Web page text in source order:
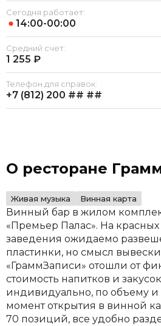
Сегодня работает:
14:00-00:00
Средний счет:
1 255 ₽
Телефон для справок:
+7 (812) 200 ## ##
О ресторане
Живая музыка Винная карта
Винный бар в жилом
«Премьер Палас». На
заведения ожидаемо
пластинки, но смысл
«ГраммЗаписи» отошли от
стоимость напитков и
индивидуально, по объему и
момент открытия в винной
70 позиций, все удобно